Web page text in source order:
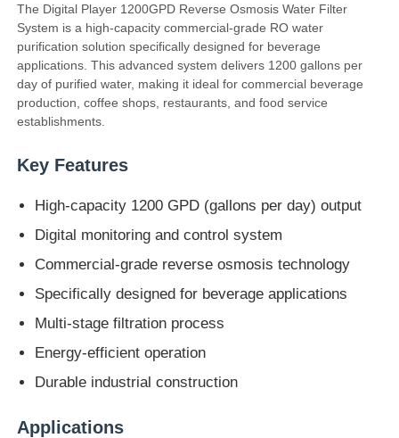
The Digital Player 1200GPD Reverse Osmosis Water Filter
System is a high-capacity commercial-grade RO water
purification solution specifically designed for beverage
applications. This advanced system delivers 1200 gallons per
day of purified water, making it ideal for commercial beverage
production, coffee shops, restaurants, and food service
establishments.
Key Features
High-capacity 1200 GPD (gallons per day) output
Digital monitoring and control system
Commercial-grade reverse osmosis technology
Specifically designed for beverage applications
Multi-stage filtration process
Energy-efficient operation
Durable industrial construction
Applications